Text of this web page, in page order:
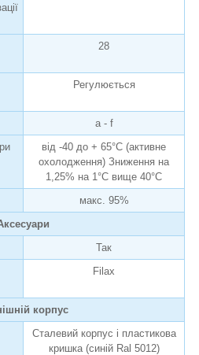
28
Регулюється
a - f
від -40 до + 65°C (активне
охолодження) Зниження на
1,25% на 1°C вище 40°C
макс. 95%
Так
Filax
корпус
Сталевий корпус і пластикова
кришка (синій Ral 5012)